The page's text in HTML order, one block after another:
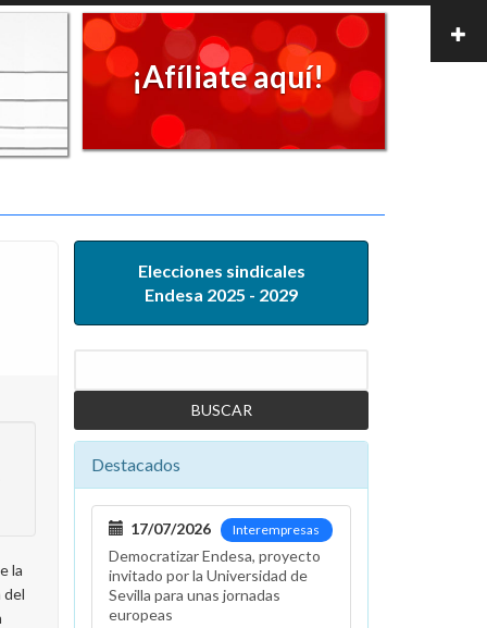
¡Afíliate aquí!
la
del
Elecciones sindicales
Endesa 2025 - 2029
Destacados
Interempresas
17/07/2026
Democratizar Endesa, proyecto
invitado por la Universidad de
Sevilla para unas jornadas
europeas